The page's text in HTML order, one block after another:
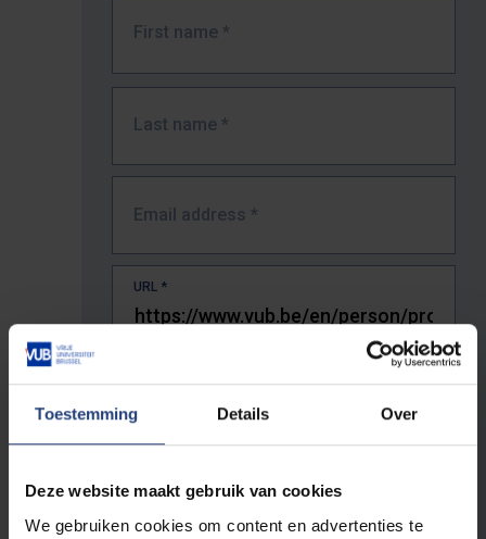
Toestemming Details Over
Deze website maakt gebruik van cookies
We gebruiken cookies om content en advertenties te
First name *
Last name *
Email address *
URL *
The full URL of the page where you encountered the error.